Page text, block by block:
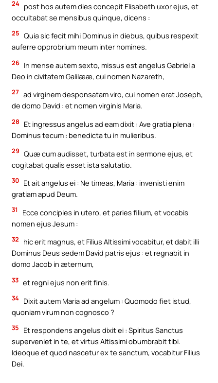
24 post hos autem dies concepit Elisabeth uxor ejus, et
occultabat se mensibus quinque, dicens :
25 Quia sic fecit mihi Dominus in diebus, quibus respexit
auferre opprobrium meum inter homines.
26 In mense autem sexto, missus est angelus Gabriel a
Deo in civitatem Galilææ, cui nomen Nazareth,
27 ad virginem desponsatam viro, cui nomen erat Joseph,
de domo David : et nomen virginis Maria.
28
Et ingressus angelus ad eam dixit : Ave gratia plena :
Dominus tecum : benedicta tu in mulieribus.
29 Quæ cum audisset, turbata est in sermone ejus, et
cogitabat qualis esset ista salutatio.
30 Et ait angelus ei : Ne timeas, Maria : invenisti enim
gratiam apud Deum.
31
Ecce concipies in utero, et paries filium, et vocabis
nomen ejus Jesum :
32
hic erit magnus, et Filius Altissimi vocabitur, et dabit illi
Dominus Deus sedem David patris ejus : et regnabit in
domo Jacob in æternum,
33 et regni ejus non erit finis.
34 Dixit autem Maria ad angelum : Quomodo fiet istud,
quoniam virum non cognosco ?
35
Et respondens angelus dixit ei : Spiritus Sanctus
superveniet in te, et virtus Altissimi obumbrabit tibi.
Ideoque et quod nascetur ex te sanctum, vocabitur Filius
Dei.